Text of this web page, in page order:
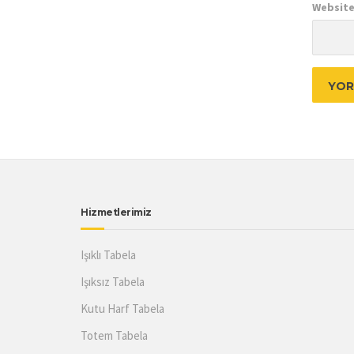
Hizmetlerimiz
Işıklı Tabela
Işıksız Tabela
Kutu Harf Tabela
Totem Tabela